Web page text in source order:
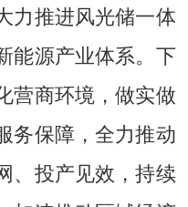
力推进风光储一体
能源产业体系。下
营商环境，做实做
务保障，全力推动
、投产见效，持续